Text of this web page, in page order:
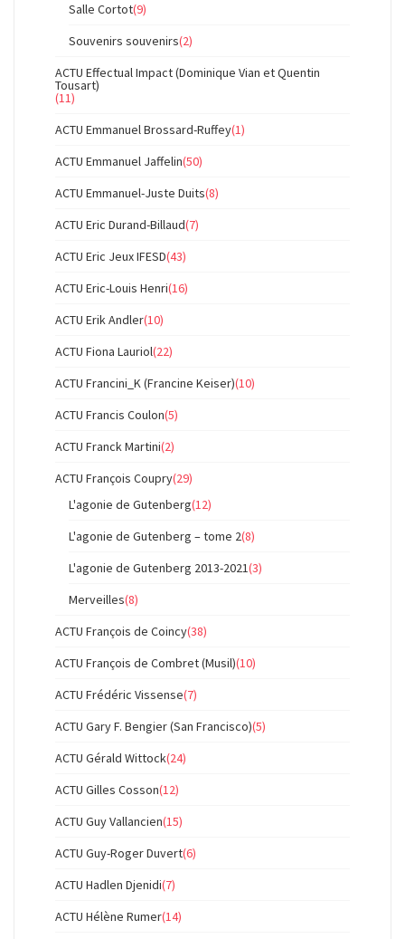
Salle Cortot(9)
Souvenirs souvenirs(2)
ACTU Effectual Impact (Dominique Vian et Quentin
Tousart)
(11)
ACTU Emmanuel Brossard-Ruffey(1)
ACTU Emmanuel Jaffelin(50)
ACTU Emmanuel-Juste Duits(8)
ACTU Eric Durand-Billaud(7)
ACTU Eric Jeux IFESD(43)
ACTU Eric-Louis Henri(16)
ACTU Erik Andler(10)
ACTU Fiona Lauriol(22)
ACTU Francini_K (Francine Keiser)(10)
ACTU Francis Coulon(5)
ACTU Franck Martini(2)
ACTU François Coupry(29)
L'agonie de Gutenberg(12)
L'agonie de Gutenberg – tome 2(8)
L'agonie de Gutenberg 2013-2021(3)
Merveilles(8)
ACTU François de Coincy(38)
ACTU François de Combret (Musil)(10)
ACTU Frédéric Vissense(7)
ACTU Gary F. Bengier (San Francisco)(5)
ACTU Gérald Wittock(24)
ACTU Gilles Cosson(12)
ACTU Guy Vallancien(15)
ACTU Guy-Roger Duvert(6)
ACTU Hadlen Djenidi(7)
ACTU Hélène Rumer(14)